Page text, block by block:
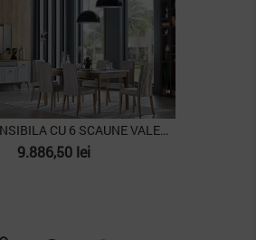
MASA EXTENSIBILA CU 6 SCAUNE VALENCIA
Pret
9.886,50 lei